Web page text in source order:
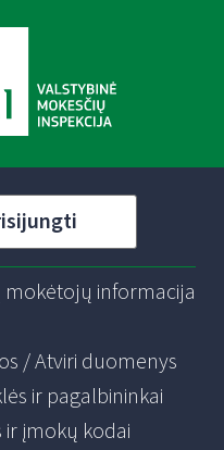
mokėtojų informacija
/ Atviri duomenys
ir pagalbininkai
ir įmokų kodai